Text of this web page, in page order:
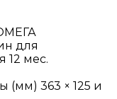
для
12 мес.
(мм) 363 × 125 и